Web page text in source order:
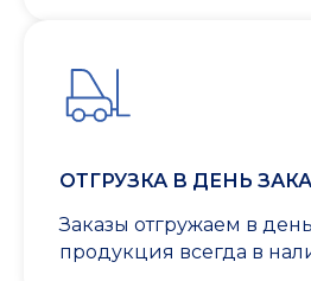
ОТГРУЗКА В ДЕНЬ
Заказы отгружаем в
продукция всегда в